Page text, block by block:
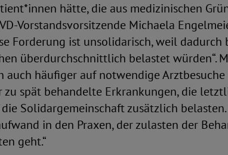
hätte, die aus medizinischen
Vorstandsvorsitzende Michaela
Forderung ist unsolidarisch, weil dadurch
überdurchschnittlich belastet würden“.
häufiger auf notwendige Arztbesuche
zu spät behandelte Erkrankungen, die
Solidargemeinschaft zusätzlich
in den Praxen, der zulasten der
geht.“